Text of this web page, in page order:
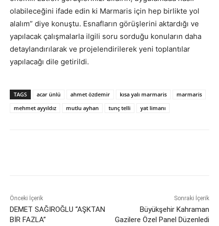
olabileceğini ifade edin ki Marmaris için hep birlikte yol
alalım” diye konuştu. Esnafların görüşlerini aktardığı ve
yapılacak çalışmalarla ilgili soru sorduğu konuların daha
detaylandırılarak ve projelendirilerek yeni toplantılar
yapılacağı dile getirildi.
TAGS acar ünlü ahmet özdemir kısa yalı marmaris
marmaris
mehmet ayyıldız
mutlu ayhan tunç telli yat limanı
Önceki İçerik
DEMET SAĞIROĞLU “AŞKTAN
BİR FAZLA”
Sonraki İçerik
Büyükşehir Kahraman
Gazilere Özel Panel Düzenledi